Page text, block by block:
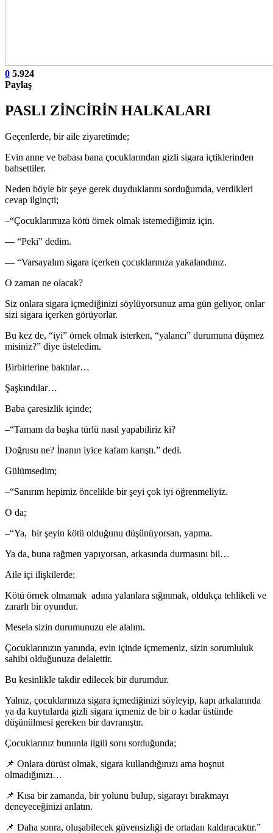
0 5.924
Paylaş
PASLI ZİNCİRİN HALKALARI
Geçenlerde, bir aile ziyaretimde;
Evin anne ve babası bana çocuklarından gizli sigara içtiklerinden
bahsettiler.
Neden böyle bir şeye gerek duyduklarını sorduğumda, verdikleri
cevap ilginçti;
–“Çocuklarımıza kötü örnek olmak istemediğimiz için.
— “Peki” dedim.
— “Varsayalım sigara içerken çocuklarınıza yakalandınız.
O zaman ne olacak?
Siz onlara sigara içmediğinizi söylüyorsunuz ama gün geliyor, onlar
sizi sigara içerken görüyorlar.
Bu kez de, “iyi” örnek olmak isterken, “yalancı” durumuna düşmez
misiniz?” diye üsteledim.
Birbirlerine baktılar…
Şaşkındılar…
Baba çaresizlik içinde;
–“Tamam da başka türlü nasıl yapabiliriz ki?
Doğrusu ne? İnanın iyice kafam karıştı.” dedi.
Gülümsedim;
–“Sanırım hepimiz öncelikle bir şeyi çok iyi öğrenmeliyiz.
O da;
–“Ya, bir şeyin kötü olduğunu düşünüyorsan, yapma.
Ya da, buna rağmen yapıyorsan, arkasında durmasını bil…
Aile içi ilişkilerde;
Kötü örnek olmamak adına yalanlara sığınmak, oldukça tehlikeli ve
zararlı bir oyundur.
Mesela sizin durumunuzu ele alalım.
Çocuklarınızın yanında, evin içinde içmemeniz, sizin sorumluluk
sahibi olduğunuza delalettir.
Bu kesinlikle takdir edilecek bir durumdur.
Yalnız, çocuklarınıza sigara içmediğinizi söyleyip, kapı arkalarında
ya da kuytularda gizli sigara içmeniz de bir o kadar üstünde
düşünülmesi gereken bir davranıştır.
Çocuklarınız bununla ilgili soru sorduğunda;
📌 Onlara dürüst olmak, sigara kullandığınızı ama hoşnut
olmadığınızı…
📌 Kısa bir zamanda, bir yolunu bulup, sigarayı bırakmayı
deneyeceğinizi anlatın.
📌 Daha sonra, oluşabilecek güvensizliği de ortadan kaldıracaktır.”